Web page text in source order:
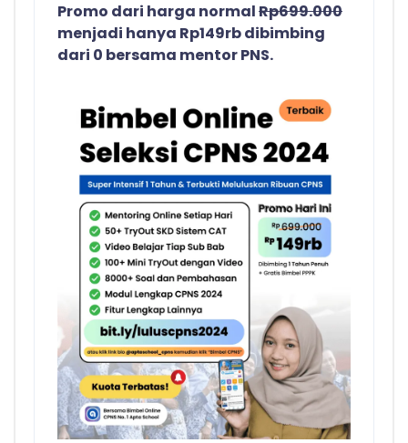
Promo dari harga normalRp699.000
menjadi hanya Rp149rb dibimbing
dari 0 bersama mentor PNS.